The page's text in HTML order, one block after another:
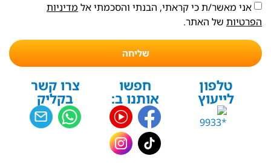
אני מאשר/ת כי קראתי, הבנתי והסכמתי אל מדיניות
הפרטיות של האתר.
שליחה
טלפון
לייעוץ
חפשו
אותנו ב:
צרו קשר
בקליק